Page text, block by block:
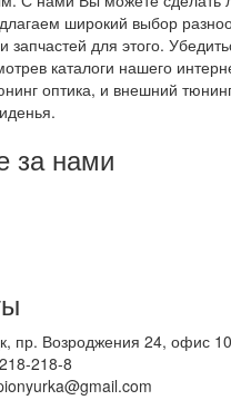
широкий выбор
запчастей для этого.
каталоги нашего
оптика, и внешний
за нами
пр. Возроджения 24, офис 10
218-8